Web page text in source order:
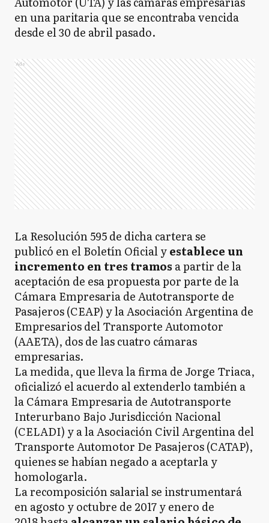
en una paritaria que se encontraba vencida
desde el 30 de abril pasado.
Ads
La Resolución 595 de dicha cartera se
publicó en el Boletín Oficial yestablece un
incremento en tres tramos a partir de la
aceptación de esa propuesta por parte de la
Cámara Empresaria de Autotransporte de
Pasajeros (CEAP) y la Asociación Argentina de
Empresarios del Transporte Automotor
(AAETA), dos de las cuatro cámaras
empresarias.
La medida, que lleva la firma de Jorge Triaca,
oficializó el acuerdo al extenderlo también a
la Cámara Empresaria de Autotransporte
Interurbano Bajo Jurisdicción Nacional
(CELADI) y a la Asociación Civil Argentina del
Transporte Automotor De Pasajeros (CATAP),
quienes se habían negado a aceptarla y
homologarla.
La recomposición salarial se instrumentará
en agosto y octubre de 2017 y enero de